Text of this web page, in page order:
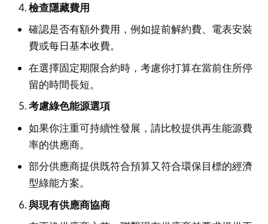
檢查隱藏費用
確認是否有額外費用，例如提前解約費、電表安裝
費或每日基本收費。
在選擇固定期限合約時，考慮你打算在當前住所停
留的時間長短。
考慮綠色能源選項
如果你注重可持續性發展，請比較提供再生能源費
率的供應商。
部分供應商提供既符合預算又符合環保目標的經濟
型綠能方案。
與現有供應商協商